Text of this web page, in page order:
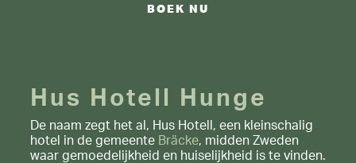
Hus Hotell Hunge
De naam zegt het al, Hus Hotell, een kleinschalig
hotel in de gemeente Bräcke, midden Zweden
waar gemoedelijkheid en huiselijkheid is te vinden.
BOEK NU